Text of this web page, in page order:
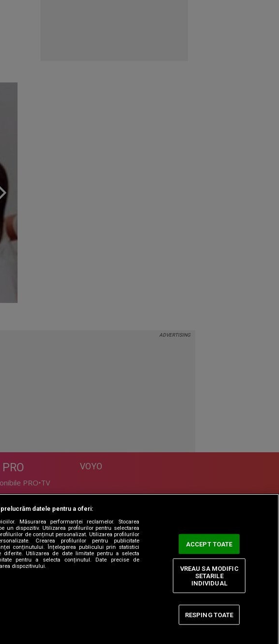
PRO•TV
VOYO
Contact
datele pentru a oferi:
Măsurarea performanței reclamelor. Stocarea
un dispozitiv. Utilizarea profilurilor pentru selectarea
de conținut personalizat. Utilizarea profilurilor
Crearea profilurilor pentru publicitate
conținutului. Înțelegerea publicului prin statistici
Utilizarea de date limitate pentru a selecta
pentru a selecta conținutul. Date precise de
dispozitivului.
ACCEPT TOATE
RESPING TOATE
VREAU SA MODIFIC
SETARILE
INDIVIDUAL